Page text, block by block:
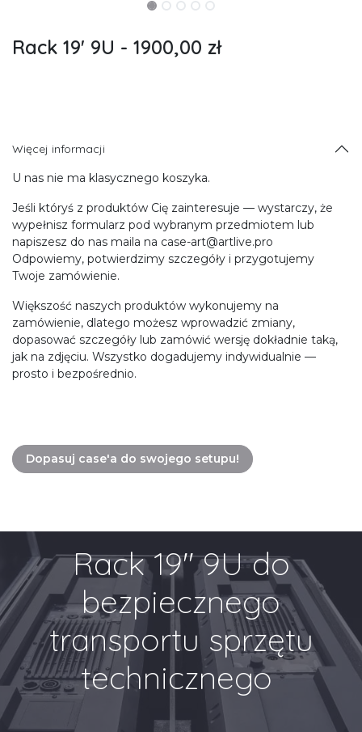
Rack 19' 9U - 1900,00 zł
Więcej informacji
U nas nie ma klasycznego koszyka.
Jeśli któryś z produktów Cię zainteresuje — wystarczy, że
wypełnisz formularz pod wybranym przedmiotem lub
napiszesz do nas maila na case-art@artlive.pro
Odpowiemy, potwierdzimy szczegóły i przygotujemy
Twoje zamówienie.
Większość naszych produktów wykonujemy na
zamówienie, dlatego możesz wprowadzić zmiany,
dopasować szczegóły lub zamówić wersję dokładnie taką,
jak na zdjęciu. Wszystko dogadujemy indywidualnie —
prosto i bezpośrednio.
Dopasuj case'a do swojego setupu!
Rack 19" 9U do
bezpiecznego
transportu sprzętu
technicznego